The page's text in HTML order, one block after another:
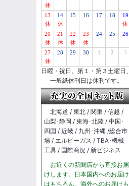
休
13
休
14
休
15 16 17 18
19
休
20
休
21
休
22
休
23
休
24 25 26
27
休
28 29 30 1 2 3
日曜・祝日、第１・第３土曜日、
一般紙休刊日は休刊です。
北海道 / 東北 / 関東 / 信越 /
山梨･静岡 / 東海･北陸 / 中国･
四国 / 近畿 / 九州･沖縄 /総合市
場 / エルピーガス / TBA･機械
工具 / 国際商況 / 新ビジネス
お近くの新聞店から直接お届
けします。日本国内へのお届け
はもちろん、海外へのお届けも